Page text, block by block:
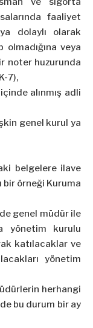
faaliyet
dolaylı olarak
veya
noter huzurunda
7),
alınmış adli
genel kurul ya
belgelere ilave
bir örneği Kuruma
genel müdür ile
yönetim kurulu
katılacaklar ve
yönetim
herhangi
bu durum bir ay